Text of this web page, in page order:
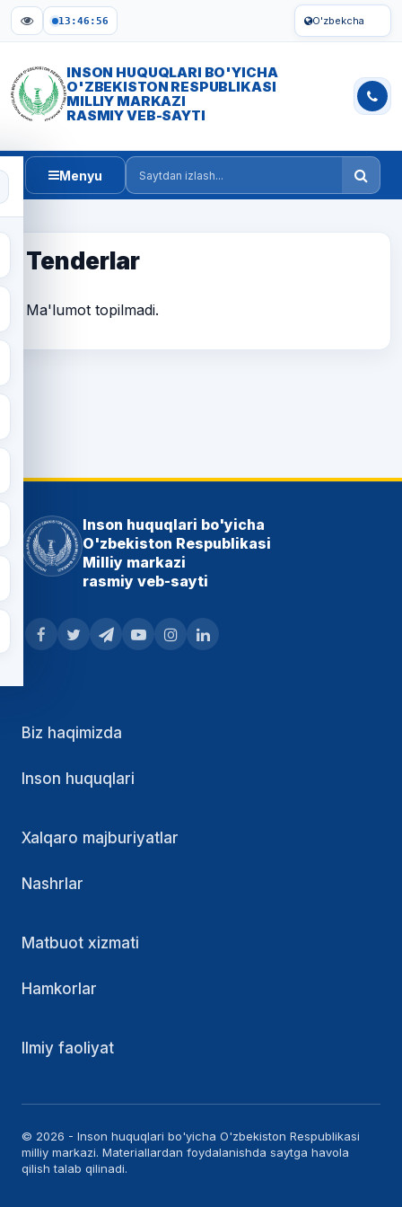
13:46:56 O'zbekcha
INSON HUQUQLARI BO'YICHA
O'ZBEKISTON RESPUBLIKASI
MILLIY MARKAZI
RASMIY VEB-SAYTI
Menyu
Saytdan izlash
Tenderlar
Ma'lumot topilmadi.
Inson huquqlari bo'yicha
O'zbekiston Respublikasi
Milliy markazi
rasmiy veb-sayti
Biz haqimizda
Inson huquqlari
Xalqaro majburiyatlar
Nashrlar
Matbuot xizmati
Hamkorlar
Ilmiy faoliyat
© 2026 - Inson huquqlari bo'yicha O'zbekiston Respublikasi
milliy markazi. Materiallardan foydalanishda saytga havola
qilish talab qilinadi.